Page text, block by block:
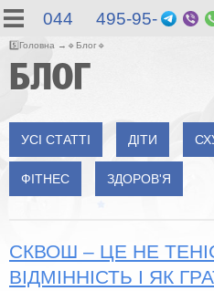
044 495-95-
5️⃣Головна 🔹 Блог🔹
БЛОГ
УСІ СТАТТІ ДІТИ
ФІТНЕС ЗДОРОВ'Я
СКВОШ – ЦЕ НЕ
ВІДМІННІСТЬ І ЯК